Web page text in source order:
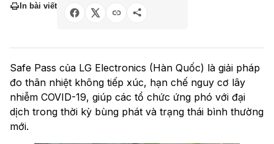
In bài viết
Safe Pass của LG Electronics (Hàn Quốc) là giải pháp
đo thân nhiệt không tiếp xúc, hạn chế nguy cơ lây
nhiễm COVID-19, giúp các tổ chức ứng phó với đại
dịch trong thời kỳ bùng phát và trạng thái bình thường
mới.